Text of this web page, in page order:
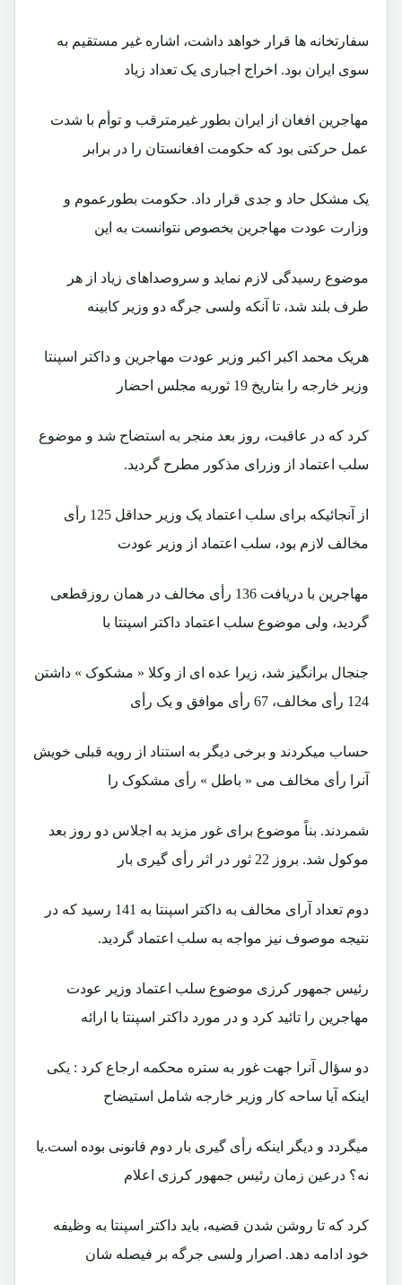
سفارتخانه ها قرار خواهد داشت، اشاره غير مستقيم به
سوی ايران بود. اخراج اجباری يک تعداد زياد
مهاجرين افغان از ايران بطور غيرمترقب و توأم با شدت
عمل حرکتی بود که حکومت افغانستان را در برابر
يک مشکل حاد و جدی قرار داد. حکومت بطورعموم و
وزارت عودت مهاجرين بخصوص نتوانست به اين
موضوع رسيدگی لازم نمايد و سروصداهای زياد از هر
طرف بلند شد، تا آنکه ولسی جرگه دو وزير کابينه
هريک محمد اکبر اکبر وزير عودت مهاجرين و داکتر اسپنتا
وزير خارجه را بتاريخ 19 ثوربه مجلس احضار
کرد که در عاقبت، روز بعد منجر به استضاح شد و موضوع
سلب اعتماد از وزرای مذکور مطرح گرديد.
از آنجائيکه برای سلب اعتماد يک وزير حداقل 125 رأی
مخالف لازم بود، سلب اعتماد از وزير عودت
مهاجرين با دريافت 136 رأی مخالف در همان روزقطعی
گرديد، ولی موضوع سلب اعتماد داکتر اسپنتا با
جنجال برانگيز شد، زيرا عده ای از وکلا « مشکوک » داشتن
124 رأی مخالف، 67 رأی موافق و يک رأی
حساب ميکردند و برخی ديگر به استناد از رويه قبلی خويش
آنرا رأی مخالف می « باطل » رأی مشکوک را
شمردند. بناً موضوع برای غور مزيد به اجلاس دو روز بعد
موکول شد. بروز 22 ثور در اثر رأی گيری بار
دوم تعداد آرای مخالف به داکتر اسپنتا به 141 رسيد که در
نتيجه موصوف نيز مواجه به سلب اعتماد گرديد.
رئيس جمهور کرزی موضوع سلب اعتماد وزير عودت
مهاجرين را تائيد کرد و در مورد داکتر اسپنتا با ارائه
دو سؤال آنرا جهت غور به ستره محکمه ارجاع کرد : يکی
اينکه آيا ساحه کار وزير خارجه شامل استيضاح
ميگردد و ديگر اينکه رأی گيری بار دوم قانونی بوده است.يا
نه؟ درعين زمان رئيس جمهور کرزی اعلام
کرد که تا روشن شدن قضيه، بايد داکتر اسپنتا به وظيفه
خود ادامه دهد. اصرار ولسی جرگه بر فيصله شان